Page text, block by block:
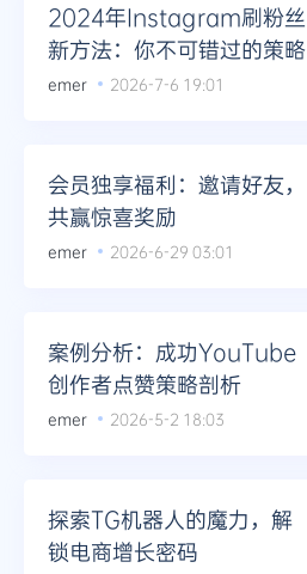
2024年Instagram刷粉丝
新方法：你不可错过的策略
emer 2026-7-6 19:01
会员独享福利：邀请好友，
共赢惊喜奖励
emer 2026-6-29 03:01
案例分析：成功YouTube
创作者点赞策略剖析
emer 2026-5-2 18:03
探索TG机器人的魔力，解
锁电商增长密码